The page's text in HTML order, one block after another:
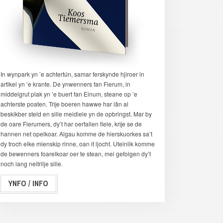
In wynpark yn ’e achtertún, samar ferskynde hjiroer in
artikel yn ’e krante. De ynwenners fan Fierum, in
middelgrut plak yn ’e buert fan Einum, steane op ’e
achterste poaten. Trije boeren hawwe har lân al
beskikber steld en sille meidiele yn de opbringst. Mar by
de oare Fierumers, dy’t har oerfallen fiele, krije se de
hannen net opelkoar. Algau komme de hierskuorkes sa’t
dy troch elke mienskip rinne, oan it ljocht. Uteinlik komme
de bewenners foarelkoar oer te stean, mei gefolgen dy’t
noch lang neitrilje sille.
YNFO / INFO